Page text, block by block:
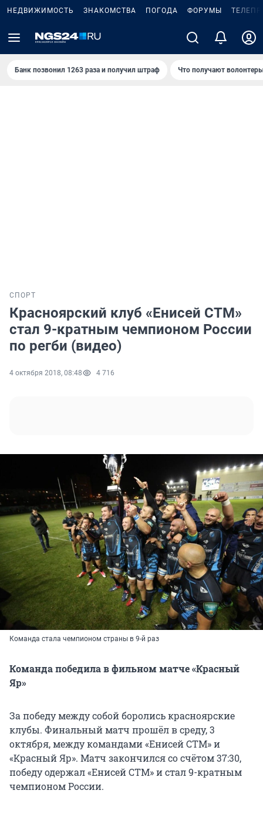
НЕДВИЖИМОСТЬ ЗНАКОМСТВА ПОГОДА ФОРУМЫ
Банк позвонил 1263 раза и получил штраф Что получают
СПОРТ
Красноярский клуб «Енисей СТМ»
стал 9-кратным чемпионом России
по регби (видео)
4 октября 2018, 08:48 4 716
Команда стала чемпионом страны в 9-й раз
Команда победила в фильном матче «Красный
Яр»
За победу между собой боролись красноярские
клубы. Финальный матч прошёл в среду, 3
октября, между командами «Енисей СТМ» и
«Красный Яр». Матч закончился со счётом 37:30,
победу одержал «Енисей СТМ» и стал 9-кратным
чемпионом России.